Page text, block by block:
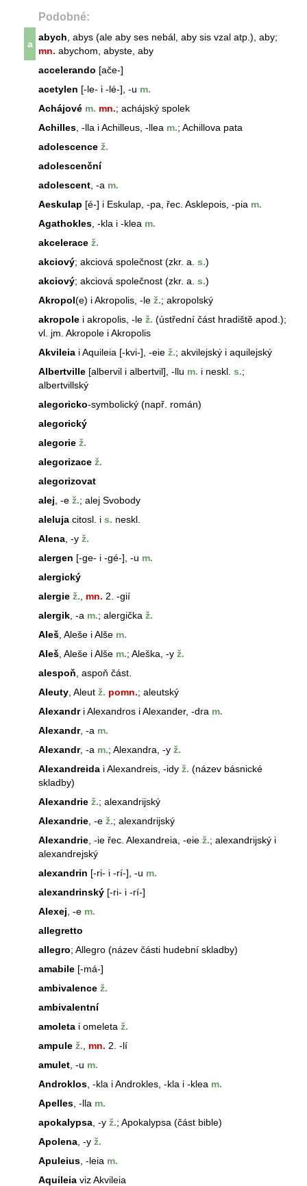
Podobné:
a
abych , abys (ale aby ses nebál, aby sis vzal atp.), aby;
mn. abychom, abyste, aby
accelerando [ače-]
acetylen [-le- i -lé-], -u m.
Achájové m. mn.; achájský spolek
Achilles , -lla i Achilleus, -llea m.; Achillova pata
adolescence ž.
adolescenční
adolescent , -a m.
Aeskulap [é-] i Eskulap, -pa, řec. Asklepois, -pia m.
Agathokles , -kla i -klea m.
akcelerace ž.
akciový; akciová společnost (zkr. a. s.)
akciový; akciová společnost (zkr. a. s.)
Akropol(e) i Akropolis, -le ž.; akropolský
akropole i akropolis, -le ž. (ústřední část hradiště apod.);
vl. jm. Akropole i Akropolis
Akvileia i Aquileia [-kvi-], -eie ž.; akvilejský i aquilejský
Albertville [albervil i albertvil], -llu m. i neskl. s.;
albertvillský
alegoricko-symbolický (např. román)
alegorický
alegorie ž.
alegorizace ž.
alegorizovat
alej , -e ž.; alej Svobody
aleluja citosl. i s. neskl.
Alena , -y ž.
alergen [-ge- i -gé-], -u m.
alergický
alergie ž. mn. 2. -gií
alergik , -a m.; alergička ž.
Aleš Aleše i Alše m.
Aleš Aleše i Alše m.; Aleška, -y ž.
alespoň , aspoň část.
Aleuty , Aleut ž. pomn.; aleutský
AlexandriAlexandros i Alexander, -dra m.
Alexandr, -a m.
Alexandr, -a m.; Alexandra, -y ž.
Alexandreida i Alexandreis, -idy ž. (název básnické
skladby)
Alexandrie ž.; alexandrijský
Alexandrie , -e ž.; alexandrijský
Alexandrie , -ie řec. Alexandreia, -eie ž.; alexandrijský i
alexandrejský
alexandrin [-ri- i -rí-], -u m.
alexandrinský [-ri- i -rí-]
Alexej , -e m.
allegretto
allegro; Allegro (název části hudební skladby)
amabile [-má-]
ambivalence ž.
ambivalentní
amoleta i omeleta ž.
ampule ž. mn. 2. -lí
amulet , -u m.
Androklos , -kla i Androkles, -kla i -klea m.
Apelles , -lla m.
apokalypsa , -y ž.; Apokalypsa (část bible)
Apolena , -y ž.
Apuleius , -leia m.
Aquileia viz Akvileia